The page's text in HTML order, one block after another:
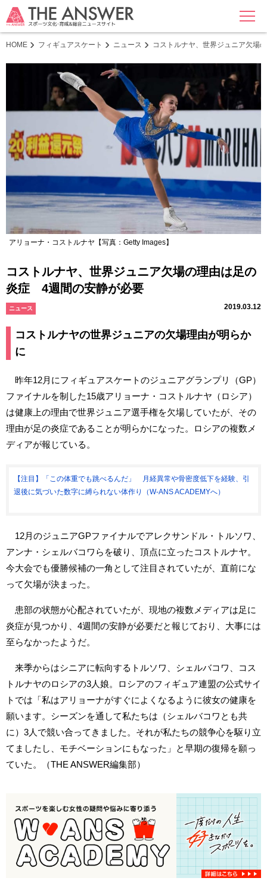
MENU
HOME フィギュアスケート ニュース コストルナヤ、世界ジュニア欠場
アリョーナ・コストルナヤ【写真：Getty Images】
コストルナヤ、世界ジュニア欠場の理由は足の
炎症 4週間の安静が必要
ニュース 2019.03.12
コストルナヤの世界ジュニアの欠場理由が明らか
に
昨年12月にフィギュアスケートのジュニアグランプリ（GP）
ファイナルを制した15歳アリョーナ・コストルナヤ（ロシア）
は健康上の理由で世界ジュニア選手権を欠場していたが、その
理由が足の炎症であることが明らかになった。ロシアの複数メ
ディアが報じている。
【注目】「この体重でも跳べるんだ」 月経異常や骨密度低下を経験、引
退後に気づいた数字に縛られない体作り（W-ANS ACADEMYへ）
12月のジュニアGPファイナルでアレクサンドル・トルソワ、
アンナ・シェルバコワらを破り、頂点に立ったコストルナヤ。
今大会でも優勝候補の一角として注目されていたが、直前にな
って欠場が決まった。
患部の状態が心配されていたが、現地の複数メディアは足に
炎症が見つかり、4週間の安静が必要だと報じており、大事には
至らなかったようだ。
来季からはシニアに転向するトルソワ、シェルバコワ、コス
トルナヤのロシアの3人娘。ロシアのフィギュア連盟の公式サイ
トでは「私はアリョーナがすぐによくなるように彼女の健康を
願います。シーズンを通して私たちは（シェルバコワとも共
に）3人で競い合ってきました。それが私たちの競争心を駆り立
てましたし、モチベーションにもなった」と早期の復帰を願っ
ていた。（THE ANSWER編集部）